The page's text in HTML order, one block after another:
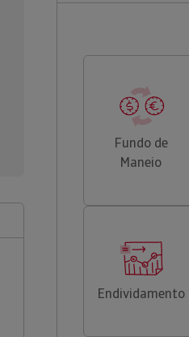
Fundo de
Maneio
Endividamento